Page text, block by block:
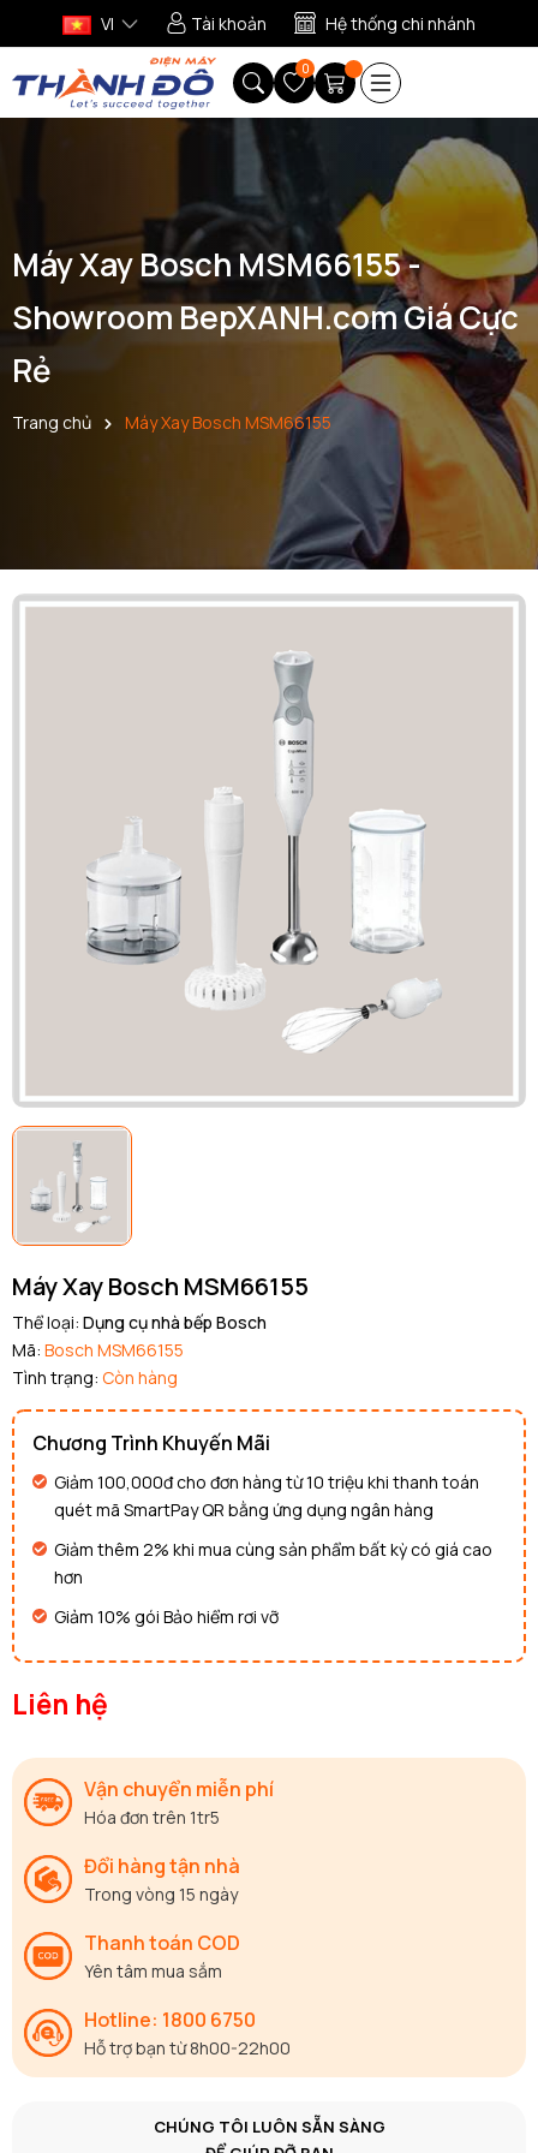
VI Tài khoản Hệ thống chi nhánh
0
Máy Xay Bosch MSM66155 -
Showroom BepXANH.com Giá Cực
Rẻ
Trang chủ Máy Xay Bosch MSM66155
Máy Xay Bosch MSM66155
Thể loại: Dụng cụ nhà bếp Bosch
Mã: Bosch MSM66155
Tình trạng: Còn hàng
Chương Trình Khuyến Mãi
Giảm 100,000đ cho đơn hàng từ 10 triệu khi thanh toán
quét mã SmartPay QR bằng ứng dụng ngân hàng
Giảm thêm 2% khi mua cùng sản phẩm bất kỳ có giá cao
hơn
Giảm 10% gói Bảo hiểm rơi vỡ
Liên hệ
Vận chuyển miễn phí
Hóa đơn trên 1tr5
Đổi hàng tận nhà
Trong vòng 15 ngày
Thanh toán COD
Yên tâm mua sắm
Hotline: 1800 6750
Hỗ trợ bạn từ 8h00-22h00
CHÚNG TÔI LUÔN SẴN SÀNG
Ngày hết hạn:
Điều kiện:
Copy mã và nhập mã ở trangTHANH TOÁN